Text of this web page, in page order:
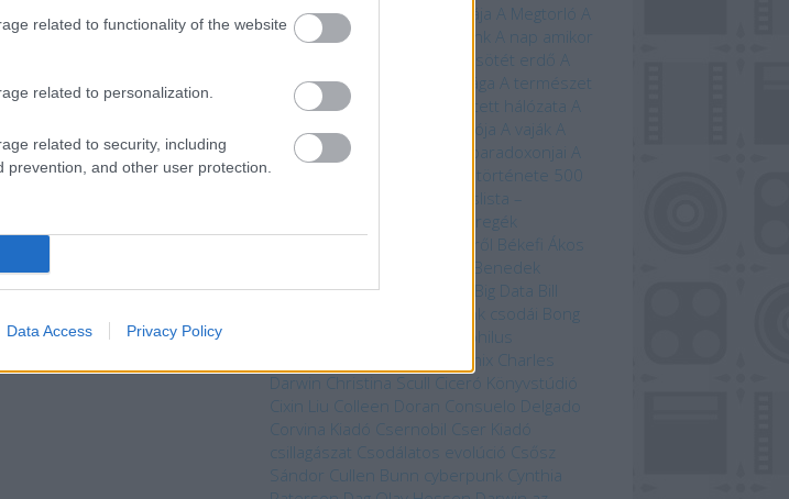
related to functionality of the website
related to personalization.
related to security, including
and other user protection.
Data Access Privacy Policy
kívülálló A Krampusz éjszakája A Megtorló
A
megvetés ideje
A mi bolygónk A nap amikor
A sötét erdő
A
szilmarilok
A temetők élővilága A természet
jelbeszéde
A természet rejtett hálózata A
tó úrnője
A Tűzhegy varázslója A vaják A
végzet kardja
A versengés paradoxonjai A
veszedelem kikötője
A világ története 500
Bakancslista –
Befejezetlen regék
Békefi Ákos
Benedek
Szabolcs Beren és Lúthien Big Data Bill
Bolygónk csodái Bong
Cartaphilus
Chameleon Comix
Charles
Darwin
Christina Scull
Ciceró Könyvstúdió
Cixin Liu
Colleen Doran
Consuelo Delgado
Corvina Kiadó
Csernobil
Cser Kiadó
csillagászat
Csodálatos evolúció
Csősz
Sándor
Cullen Bunn cyberpunk
Cynthia